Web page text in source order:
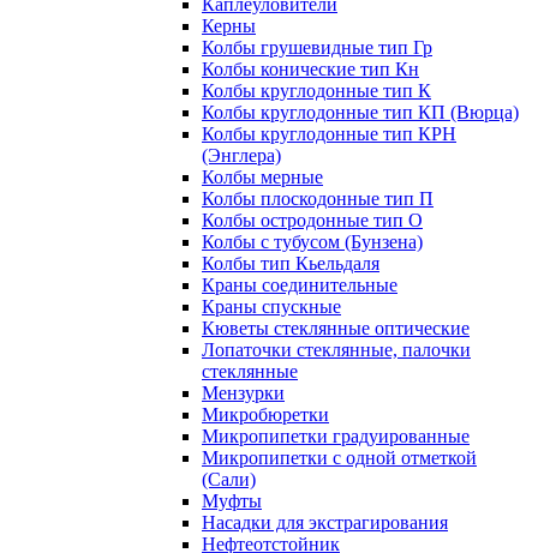
Каплеуловители
Керны
Колбы грушевидные тип Гр
Колбы конические тип Кн
Колбы круглодонные тип К
Колбы круглодонные тип КП (Вюрца)
Колбы круглодонные тип КРН
(Энглера)
Колбы мерные
Колбы плоскодонные тип П
Колбы остродонные тип О
Колбы с тубусом (Бунзена)
Колбы тип Кьельдаля
Краны соединительные
Краны спускные
Кюветы стеклянные оптические
Лопаточки стеклянные, палочки
стеклянные
Мензурки
Микробюретки
Микропипетки градуированные
Микропипетки с одной отметкой
(Сали)
Муфты
Насадки для экстрагирования
Нефтеотстойник